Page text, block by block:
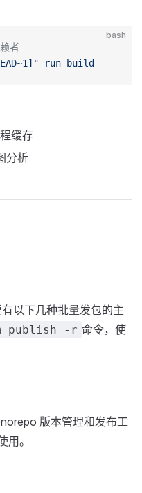
bash
者
run build
缓存
分析
以下几种批量发包的主
publish -r 命令，使
版本管理和发布工
。